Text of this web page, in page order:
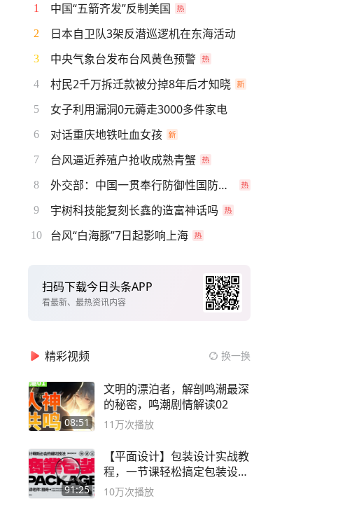
1 中国“五箭齐发”反制美国
2 日本自卫队3架反潜巡逻机在东海活动
3 中央气象台发布台风黄色预警
4 村民2千万拆迁款被分掉8年后才知晓
5 女子利用漏洞0元薅走3000多件家电
6 对话重庆地铁吐血女孩
7 台风逼近养殖户抢收成熟青蟹
8 外交部：中国一贯奉行防御性国防政策
9 宇树科技能复刻长鑫的造富神话吗
10 台风“白海豚”7日起影响上海
扫码下载今日头条APP
看最新、最热资讯内容
精彩视频 换一换
08:51
文明的漂泊者，解剖鸣潮最深
的秘密，鸣潮剧情解读02
11万次播放
91:25
【平面设计】包装设计实战教
程，一节课轻松搞定包装设计
流程！
10万次播放